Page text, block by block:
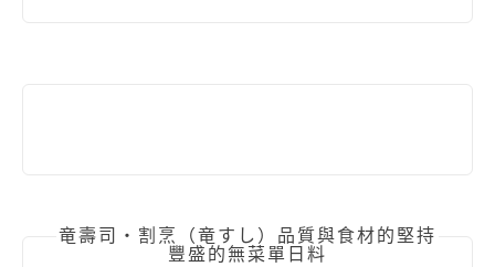
竜壽司‧割烹（竜すし）品質與食材的堅持
豐盛的無菜單日料